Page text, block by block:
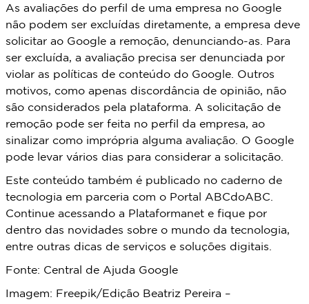
As avaliações do perfil de uma empresa no Google
não podem ser excluídas diretamente, a empresa deve
solicitar ao Google a remoção, denunciando-as. Para
ser excluída, a avaliação precisa ser denunciada por
violar as políticas de conteúdo do Google. Outros
motivos, como apenas discordância de opinião, não
são considerados pela plataforma. A solicitação de
remoção pode ser feita no perfil da empresa, ao
sinalizar como imprópria alguma avaliação. O Google
pode levar vários dias para considerar a solicitação.
Este conteúdo também é publicado no caderno de
tecnologia em parceria com o Portal ABCdoABC.
Continue acessando a Plataformanet e fique por
dentro das novidades sobre o mundo da tecnologia,
entre outras dicas de serviços e soluções digitais.
Fonte: Central de Ajuda Google
Imagem: Freepik/Edição Beatriz Pereira –